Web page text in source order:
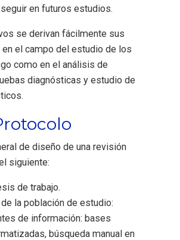
seguir en futuros estudios.
se derivan fácilmente sus
el campo del estudio de los
como en el análisis de
diagnósticas y estudio de
de diseño de una revisión
siguiente:
de trabajo.
la población de estudio:
de información: bases
búsqueda manual en